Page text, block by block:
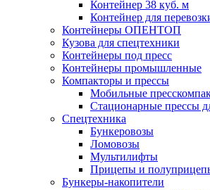
Контейнер 38 куб. м
Контейнер для
Контейнеры ОПЕНТОП
Кузова для спецтехники
Контейнеры под пресс
Контейнеры промышленные
Компакторы и прессы
Мобильные
Стационарные прессы
Спецтехника
Бункеровозы
Ломовозы
Мультилифты
Прицепы и
Бункеры-накопители